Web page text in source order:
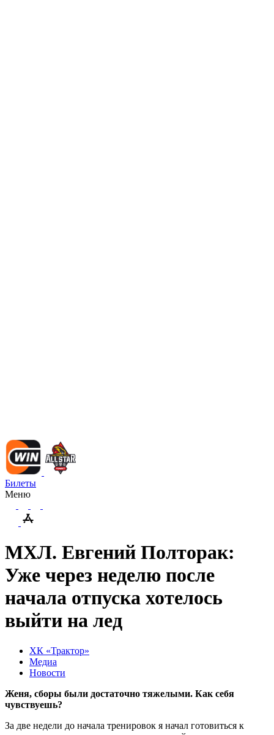
Билеты
Меню
МХЛ. Евгений Полторак:
Уже через неделю после
начала отпуска хотелось
выйти на лед
ХК «Трактор»
Медиа
Новости
Женя, сборы были достаточно тяжелыми. Как себя
чувствуешь?
За две недели до начала тренировок я начал готовиться к